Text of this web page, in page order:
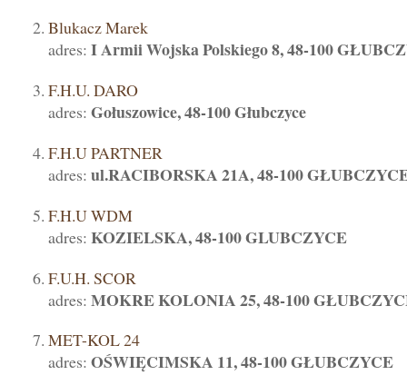
Blukacz Marek
adres: I Armii Wojska Polskiego 8, 48-100
F.H.U. DARO
adres: Gołuszowice, 48-100 Głubczyce
F.H.U PARTNER
adres: ul.RACIBORSKA 21A, 48-100
F.H.U WDM
adres: KOZIELSKA, 48-100 GLUBCZYCE
F.U.H. SCOR
adres: MOKRE KOLONIA 25, 48-100
MET-KOL 24
adres: OŚWIĘCIMSKA 11, 48-100 GŁUBCZYCE